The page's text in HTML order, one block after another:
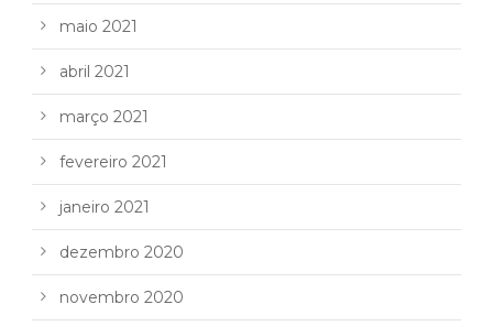
maio 2021
abril 2021
março 2021
fevereiro 2021
janeiro 2021
dezembro 2020
novembro 2020